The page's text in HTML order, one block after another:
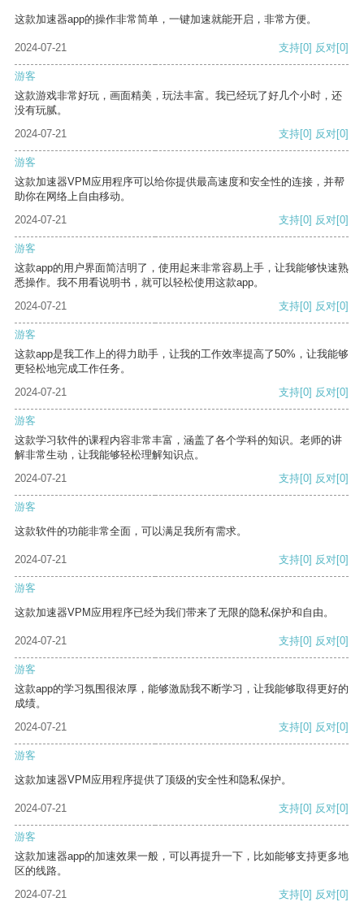
这款加速器app的操作非常简单，一键加速就能开启，非常方便。
2024-07-21 支持[0] 反对[0]
游客
这款游戏非常好玩，画面精美，玩法丰富。我已经玩了好几个小时，还
没有玩腻。
2024-07-21
支持[0] 反对[0]
游客
这款加速器VPM应用程序可以给你提供最高速度和安全性的连接，并帮
助你在网络上自由移动。
2024-07-21
支持[0] 反对[0]
游客
这款app的用户界面简洁明了，使用起来非常容易上手，让我能够快速熟
悉操作。我不用看说明书，就可以轻松使用这款app。
2024-07-21
支持[0] 反对[0]
游客
这款app是我工作上的得力助手，让我的工作效率提高了50%，让我能够
更轻松地完成工作任务。
2024-07-21
支持[0] 反对[0]
游客
这款学习软件的课程内容非常丰富，涵盖了各个学科的知识。老师的讲
解非常生动，让我能够轻松理解知识点。
2024-07-21
支持[0] 反对[0]
游客
这款软件的功能非常全面，可以满足我所有需求。
2024-07-21 支持[0] 反对[0]
游客
这款加速器VPM应用程序已经为我们带来了无限的隐私保护和自由。
2024-07-21 支持[0] 反对[0]
游客
这款app的学习氛围很浓厚，能够激励我不断学习，让我能够取得更好的
成绩。
2024-07-21
支持[0] 反对[0]
游客
这款加速器VPM应用程序提供了顶级的安全性和隐私保护。
2024-07-21 支持[0] 反对[0]
游客
这款加速器app的加速效果一般，可以再提升一下，比如能够支持更多地
区的线路。
2024-07-21
支持[0] 反对[0]